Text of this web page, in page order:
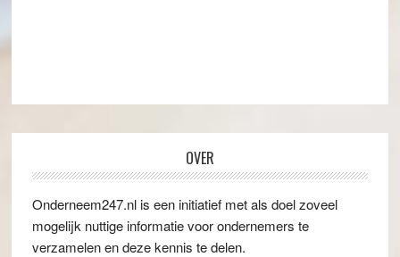
OVER
Onderneem247.nl is een initiatief met als doel zoveel
mogelijk nuttige informatie voor ondernemers te
verzamelen en deze kennis te delen.